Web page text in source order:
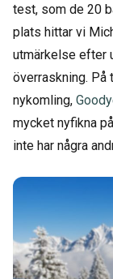
test, som de 20
plats hittar vi
utmärkelse efter
överraskning. På
nykomling,
mycket nyfikna
inte har några